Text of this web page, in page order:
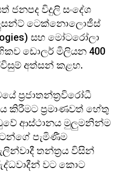
විදුලි සංදේශ
ටෙක්නොලොජීස්
සහ මෝටරෝලා
ඩොලර් මිලියන 400
අත්සන් කළහ.
ප‍්‍රජාතන්ත‍්‍රවිරෝධී
කිරීමට ප‍්‍රමාණවත් හේතු
ආස්ථානය මුලුමනින්ම
පැමිණීම
තන්ත‍්‍රය විසින්
වට කොට